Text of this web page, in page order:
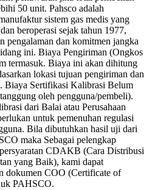
50 unit. Pahsco adalah
sistem gas medis yang
beroperasi sejak tahun 1977,
pengalaman dan komitmen jangka
ini. Biaya Pengiriman (Ongkos
termasuk. Biaya ini akan dihitung
lokasi tujuan pengiriman dan
Biaya Sertifikasi Kalibrasi Belum
oleh pengguna/pembeli).
dari Balai atau Perusahaan
untuk pemenuhan regulasi
Bila dibutuhkan hasil uji dari
maka Sebagai pelengkap
CDAKB (Cara Distribusi
yang Baik), kami dapat
dokumen COO (Certificate of
PAHSCO.